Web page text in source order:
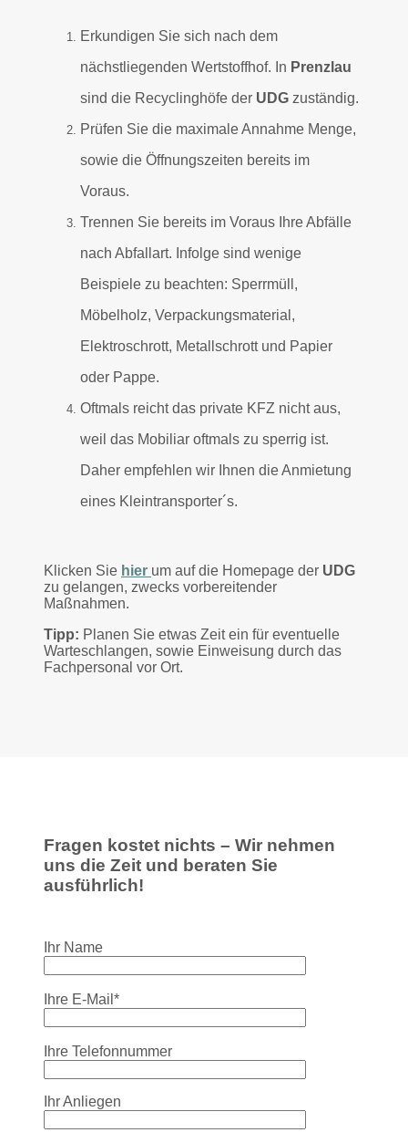
Erkundigen Sie sich nach dem
nächstliegenden Wertstoffhof. In Prenzlau
sind die Recyclinghöfe der UDG zuständig.
Prüfen Sie die maximale Annahme Menge,
sowie die Öffnungszeiten bereits im
Voraus.
Trennen Sie bereits im Voraus Ihre Abfälle
nach Abfallart. Infolge sind wenige
Beispiele zu beachten: Sperrmüll,
Möbelholz, Verpackungsmaterial,
Elektroschrott, Metallschrott und Papier
oder Pappe.
Oftmals reicht das private KFZ nicht aus,
weil das Mobiliar oftmals zu sperrig ist.
Daher empfehlen wir Ihnen die Anmietung
eines Kleintransporter´s.
Klicken Sie hier um auf die Homepage der UDG
zu gelangen, zwecks vorbereitender
Maßnahmen.
Tipp: Planen Sie etwas Zeit ein für eventuelle
Warteschlangen, sowie Einweisung durch das
Fachpersonal vor Ort.
Fragen kostet nichts – Wir nehmen
uns die Zeit und beraten Sie
ausführlich!
Ihr Name
Ihre E-Mail*
Ihre Telefonnummer
Ihr Anliegen